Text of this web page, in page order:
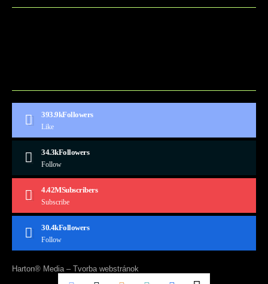
393.9kFollowers
Like
34.3kFollowers
Follow
4.42MSubscribers
Subscribe
30.4kFollowers
Follow
Harton® Media – Tvorba webstránok